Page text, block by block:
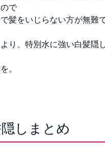
で
髪をいじらない方が無難で
り、特別水に強い白髪隠
。
しまとめ